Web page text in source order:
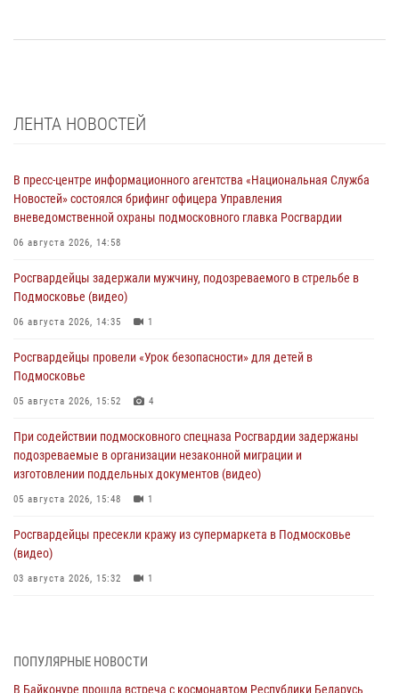
ЛЕНТА НОВОСТЕЙ
В пресс-центре информационного агентства «Национальная Служба
Новостей» состоялся брифинг офицера Управления
вневедомственной охраны подмосковного главка Росгвардии
06 августа 2026, 14:58
Росгвардейцы задержали мужчину, подозреваемого в стрельбе в
Подмосковье (видео)
06 августа 2026, 14:35 1
Росгвардейцы провели «Урок безопасности» для детей в
Подмосковье
05 августа 2026, 15:52 4
При содействии подмосковного спецназа Росгвардии задержаны
подозреваемые в организации незаконной миграции и
изготовлении поддельных документов (видео)
05 августа 2026, 15:48 1
Росгвардейцы пресекли кражу из супермаркета в Подмосковье
(видео)
03 августа 2026, 15:32 1
03 августа 2026, 15:08 1
ПОПУЛЯРНЫЕ НОВОСТИ
В Байконуре прошла встреча с космонавтом Республики Беларусь